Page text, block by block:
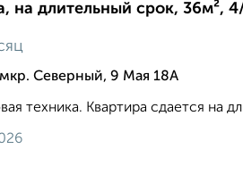
на длительный срок, 36м²,
Северный, 9 Мая 18А
техника. Квартира сдается на